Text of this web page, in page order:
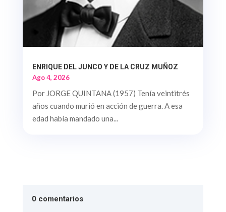
ENRIQUE DEL JUNCO Y DE LA CRUZ MUÑOZ
Ago 4, 2026
Por JORGE QUINTANA (1957) Tenía veintitrés
años cuando murió en acción de guerra. A esa
edad había mandado una...
0 comentarios